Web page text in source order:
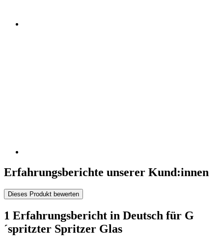
Erfahrungsberichte unserer Kund:innen
Dieses Produkt bewerten
1 Erfahrungsbericht in Deutsch für G
´spritzter Spritzer Glas